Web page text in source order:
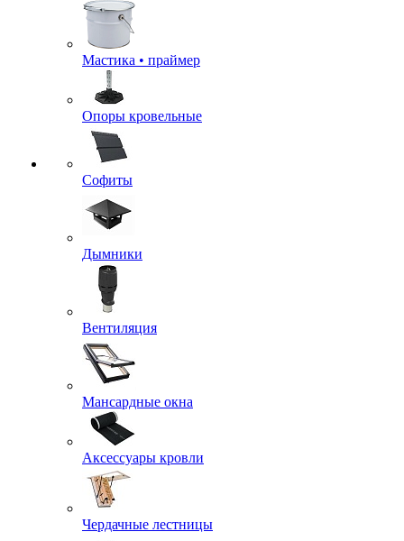
Мастика • праймер
Опоры кровельные
Софиты
Дымники
Вентиляция
Мансардные окна
Аксессуары кровли
Чердачные лестницы